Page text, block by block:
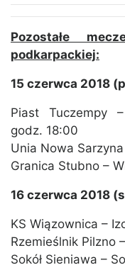
Pozostałe
podkarpackiej:
15 czerwca 2018
Piast Tuczempy –
godz. 18:00
Unia Nowa
Granica Stubno –
16 czerwca 2018
KS Wiązownica –
Rzemieślnik Pilzno
Sokół Sieniawa –